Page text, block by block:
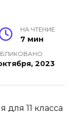
НА ЧТЕНИЕ
7 мин
2023
11 класса